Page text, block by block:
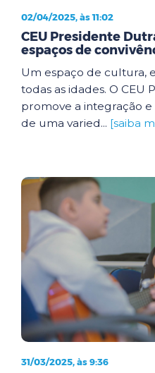
02/04/2025, às 11:02
CEU Presidente
espaços de
Um espaço de cultura,
todas as idades. O CEU
promove a integração
de uma varied... [saiba
31/03/2025, às 9:36